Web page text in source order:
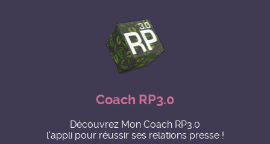
Coach RP3.0
Découvrez Mon Coach RP3.0
l'appli pour réussir ses relations presse !